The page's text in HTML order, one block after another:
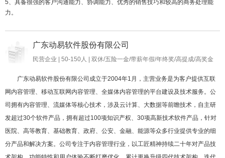
5、具备很强的客户沟通能力、协调能力、优秀的销售技巧和较高的商务处理能
力。
广东动易软件股份有限公司
民营企业 | 50-150人 | 双休/五险一金/带薪年假/年终奖/高提成/高奖金
广东动易软件股份有限公司成立于2004年1月，主营业务是为客户提供互联
网内容管理、移动互联网内容管理、全媒体内容管理的平台建设及技术服务。公
司拥有内容管理、流媒体等核心技术，涉及云计算、大数据等前瞻技术，自主研
发超过30个软件产品，拥有超过100项知识产权、30项高新技术软件产品，针对
医院、高等教育、基础教育、政府、公安、金融、能源等众多行业提供专业的细
分产品和解决方案。公司专注于内容管理行业，以工匠精神持续二十年对产品技